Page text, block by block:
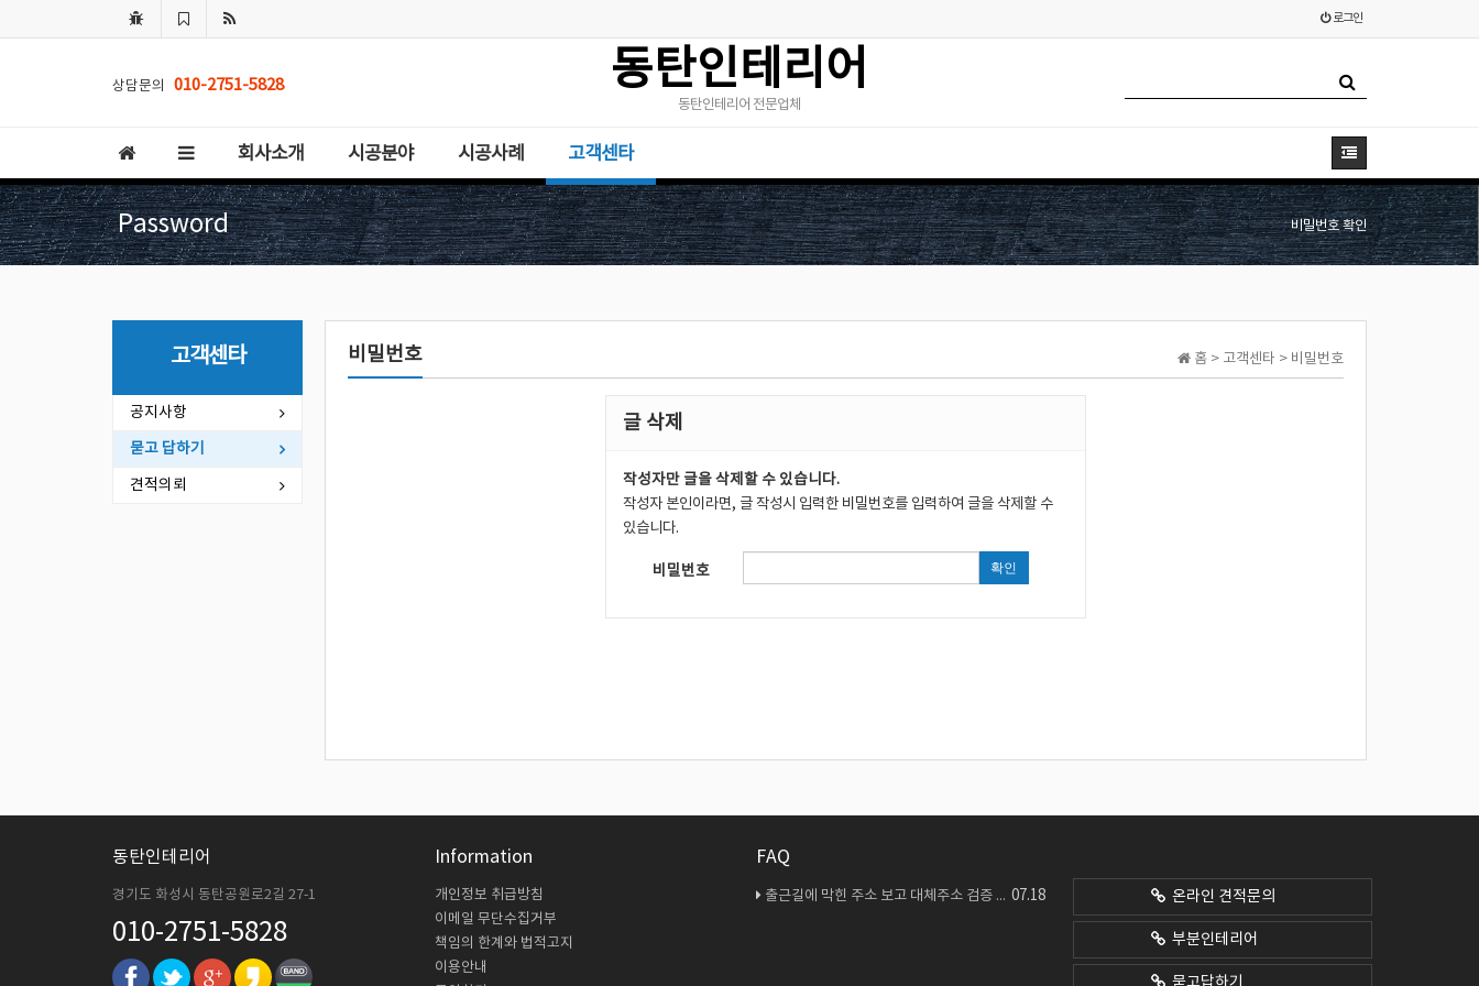
로그인
상담문의 010-2751-5828 동탄인테리어
동탄인테리어 전문업체
회사소개 시공분야 시공사례 고객센타
Password 비밀번호 확인
홈 > 고객센타 > 비밀번호
비밀번호
글 삭제
작성자만 글을 삭제할 수 있습니다.
작성자 본인이라면, 글 작성시 입력한 비밀번호를 입력하여 글을 삭제할 수
있습니다.
비밀번호 확인
고객센타
공지사항
묻고 답하기
견적의뢰
동탄인테리어
경기도 화성시 동탄공원로2길 27-1
010-2751-5828
Information
개인정보 취급방침
이메일 무단수집거부
책임의 한계와 법적고지
이용안내
FAQ
07.18
출근길에 막힌 주소 보고 대체주소 검증 다시 해봤네요 온라인 견적문의
부분인테리어